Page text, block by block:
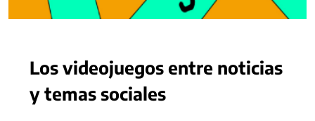
Los videojuegos entre noticias
y temas sociales